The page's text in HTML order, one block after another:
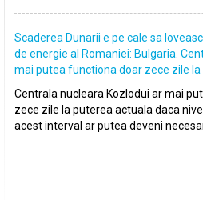
Scaderea Dunarii e pe cale sa
de energie al Romaniei: Bulgaria.
mai putea functiona doar zece zile
Centrala nucleara Kozlodui ar mai
zece zile la puterea actuala daca
acest interval ar putea deveni